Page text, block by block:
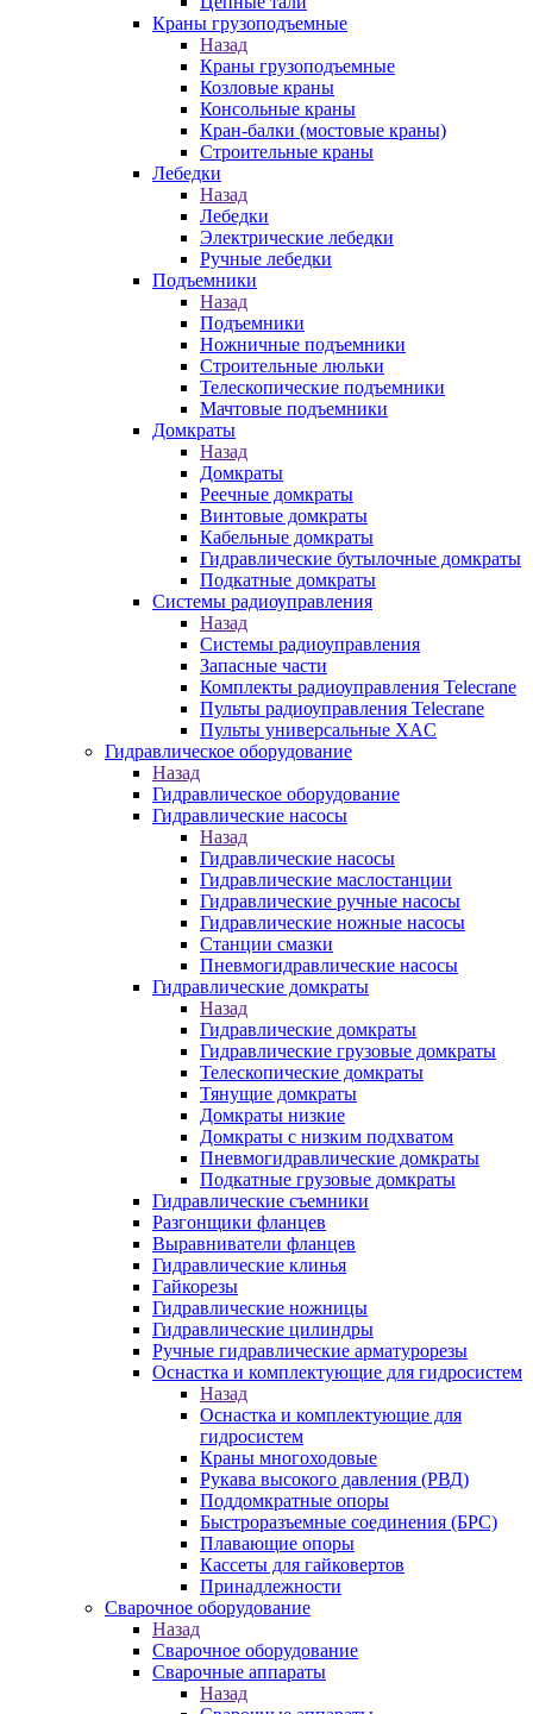
Краны грузоподъемные
Назад
Краны грузоподъемные
Козловые краны
Консольные краны
Кран-балки (мостовые краны)
Строительные краны
Лебедки
Назад
Лебедки
Электрические лебедки
Ручные лебедки
Подъемники
Назад
Подъемники
Ножничные подъемники
Строительные люльки
Телескопические подъемники
Мачтовые подъемники
Домкраты
Назад
Домкраты
Реечные домкраты
Винтовые домкраты
Кабельные домкраты
Гидравлические бутылочные домкраты
Подкатные домкраты
Системы радиоуправления
Назад
Системы радиоуправления
Запасные части
Комплекты радиоуправления Telecrane
Пульты радиоуправления Telecrane
Пульты универсальные XAC
Гидравлическое оборудование
Назад
Гидравлическое оборудование
Гидравлические насосы
Назад
Гидравлические насосы
Гидравлические маслостанции
Гидравлические ручные насосы
Гидравлические ножные насосы
Станции смазки
Пневмогидравлические насосы
Гидравлические домкраты
Назад
Гидравлические домкраты
Гидравлические грузовые домкраты
Телескопические домкраты
Тянущие домкраты
Домкраты низкие
Домкраты с низким подхватом
Пневмогидравлические домкраты
Подкатные грузовые домкраты
Гидравлические съемники
Разгонщики фланцев
Выравниватели фланцев
Гидравлические клинья
Гайкорезы
Гидравлические ножницы
Гидравлические цилиндры
Ручные гидравлические арматурорезы
Оснастка и комплектующие для гидросистем
Назад
Оснастка и комплектующие для
гидросистем
Краны многоходовые
Рукава высокого давления (РВД)
Поддомкратные опоры
Быстроразъемные соединения (БРС)
Плавающие опоры
Кассеты для гайковертов
Принадлежности
Сварочное оборудование
Назад
Сварочное оборудование
Сварочные аппараты
Назад